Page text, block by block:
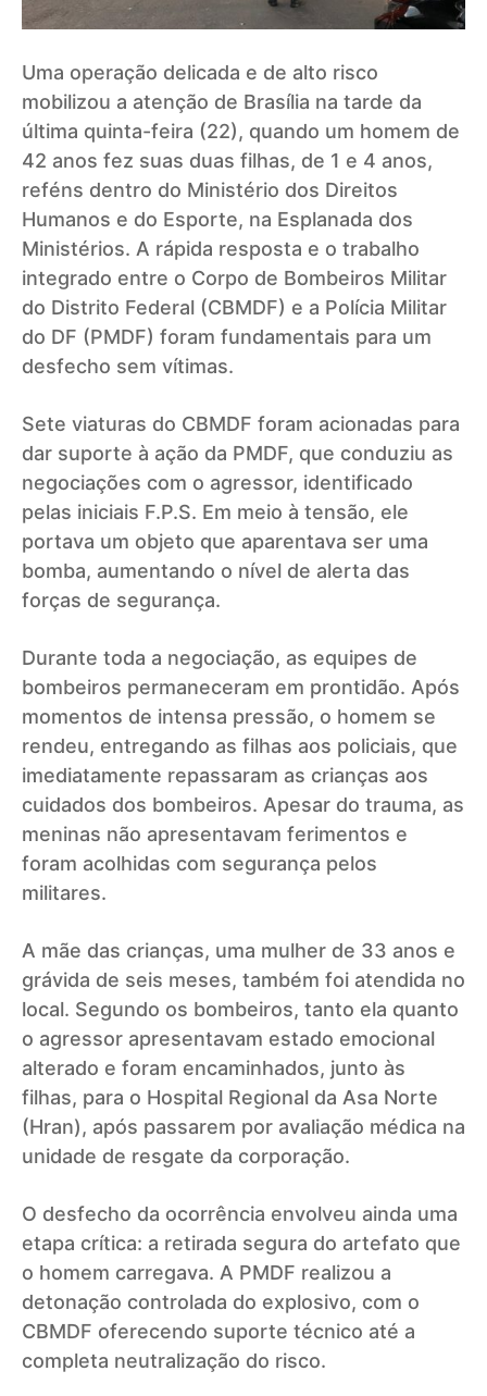
Uma operação delicada e de alto risco
mobilizou a atenção de Brasília na tarde da
última quinta-feira (22), quando um homem de
42 anos fez suas duas filhas, de 1 e 4 anos,
reféns dentro do Ministério dos Direitos
Humanos e do Esporte, na Esplanada dos
Ministérios. A rápida resposta e o trabalho
integrado entre o Corpo de Bombeiros Militar
do Distrito Federal (CBMDF) e a Polícia Militar
do DF (PMDF) foram fundamentais para um
desfecho sem vítimas.
Sete viaturas do CBMDF foram acionadas para
dar suporte à ação da PMDF, que conduziu as
negociações com o agressor, identificado
pelas iniciais F.P.S. Em meio à tensão, ele
portava um objeto que aparentava ser uma
bomba, aumentando o nível de alerta das
forças de segurança.
Durante toda a negociação, as equipes de
bombeiros permaneceram em prontidão. Após
momentos de intensa pressão, o homem se
rendeu, entregando as filhas aos policiais, que
imediatamente repassaram as crianças aos
cuidados dos bombeiros. Apesar do trauma, as
meninas não apresentavam ferimentos e
foram acolhidas com segurança pelos
militares.
A mãe das crianças, uma mulher de 33 anos e
grávida de seis meses, também foi atendida no
local. Segundo os bombeiros, tanto ela quanto
o agressor apresentavam estado emocional
alterado e foram encaminhados, junto às
filhas, para o Hospital Regional da Asa Norte
(Hran), após passarem por avaliação médica na
unidade de resgate da corporação.
O desfecho da ocorrência envolveu ainda uma
etapa crítica: a retirada segura do artefato que
o homem carregava. A PMDF realizou a
detonação controlada do explosivo, com o
CBMDF oferecendo suporte técnico até a
completa neutralização do risco.